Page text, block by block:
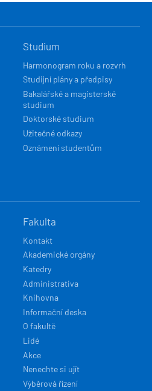
Studium
Harmonogram roku a rozvrh
Studijní plány a předpisy
Bakalářské a magisterské
studium
Doktorské studium
Užitečné odkazy
Oznámení studentům
Fakulta
Kontakt
Akademické orgány
Katedry
Administrativa
Knihovna
Informační deska
O fakultě
Lidé
Akce
Nenechte si ujít
Výběrová řízení